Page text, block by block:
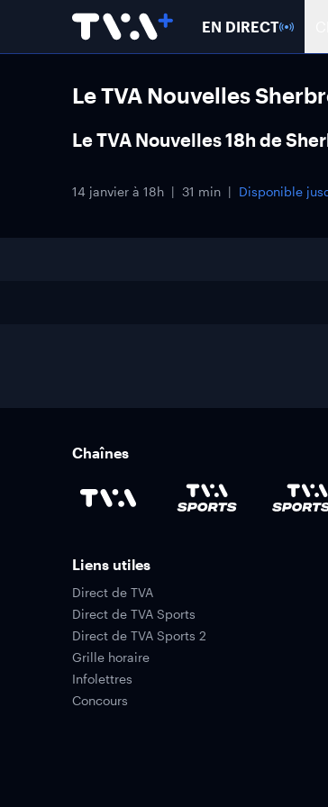
EN DIRECT
Le TVA Nouvelles
Le TVA Nouvelles 18h de
14 janvier à 18h 31 min Disponible
Chaînes
Liens utiles
Direct de TVA
Direct de TVA Sports
Direct de TVA Sports 2
Grille horaire
Infolettres
Concours